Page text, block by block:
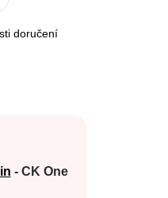
doručení
- CK One